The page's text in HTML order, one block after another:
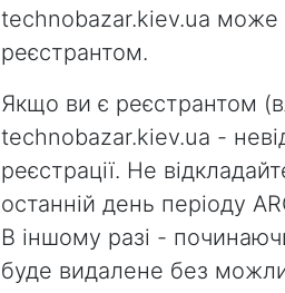
technobazar.kiev.ua може
реєстрантом.
Якщо ви є реєстрантом
technobazar.kiev.ua -
реєстрації. Не
останній день періоду
В іншому разі -
буде видалене без